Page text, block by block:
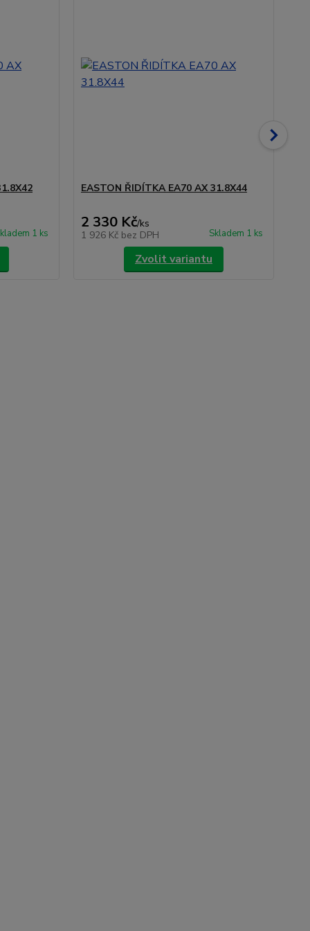
1 ks
EASTON ŘIDÍTKA EA70 AX 31.8X44
2 330 Kč/ks
1 926 Kč bez DPH Skladem 1 ks
Zvolit variantu